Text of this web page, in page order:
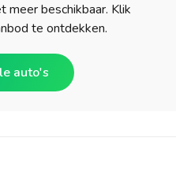
meer beschikbaar. Klik
te ontdekken.
auto's